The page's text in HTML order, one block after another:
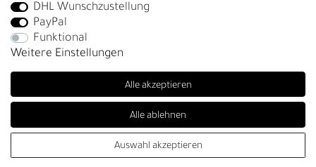
info@fronhofer.com
Gürtelmanufaktur Fronhofer, 93053 Regensburg, Nelkenweg 3b
© Copyright 2026 | Alle Rechte vorbehalten. - Fronhofer Gürtel |
DHL Wunschzustellung
PayPal
Funktional
Weitere Einstellungen
Alle akzeptieren
Alle ablehnen
Auswahl akzeptieren
(4.86 / 5)
Bewertungen bei: trustedshops.de, shopvote.de ⓘ
Informationen zur Echtheit der Bewertungen